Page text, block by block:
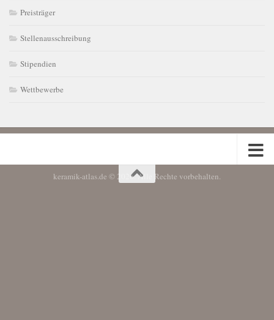
Preisträger
Stellenausschreibung
Stipendien
Wettbewerbe
keramik-atlas.de © 2026. Alle Rechte vorbehalten.